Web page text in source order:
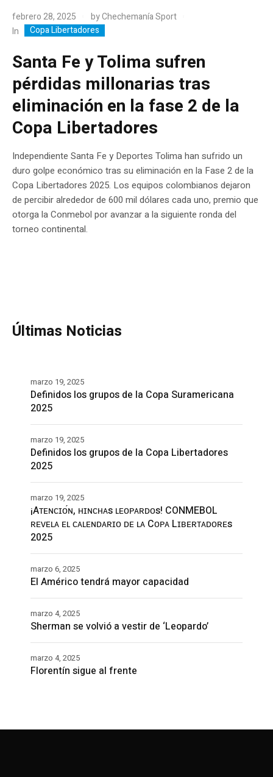
febrero 28, 2025 byChechemanía Sport
In
Copa Libertadores
Santa Fe y Tolima sufren
pérdidas millonarias tras
eliminación en la fase 2 de la
Copa Libertadores
Independiente Santa Fe y Deportes Tolima han sufrido un
duro golpe económico tras su eliminación en la Fase 2 de la
Copa Libertadores 2025. Los equipos colombianos dejaron
de percibir alrededor de 600 mil dólares cada uno, premio que
otorga la Conmebol por avanzar a la siguiente ronda del
torneo continental.
Últimas Noticias
Definidos los grupos de la Copa Suramericana
2025
marzo 19, 2025
Definidos los grupos de la Copa Libertadores
2025
marzo 19, 2025
¡Aᴛᴇɴᴄɪᴏ́ɴ, ʜɪɴᴄʜᴀs ʟᴇᴏᴘᴀʀᴅᴏs! CONMEBOL
ʀᴇᴠᴇʟᴀ ᴇʟ ᴄᴀʟᴇɴᴅᴀʀɪᴏ ᴅᴇ ʟᴀ Cᴏᴘᴀ Lɪʙᴇʀᴛᴀᴅᴏʀᴇs
2025
marzo 19, 2025
El Américo tendrá mayor capacidad
marzo 6, 2025
Sherman se volvió a vestir de ‘Leopardo’
marzo 4, 2025
Florentín sigue al frente
marzo 4, 2025